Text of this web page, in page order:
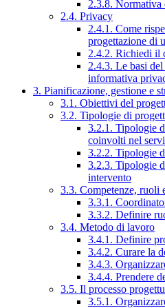
2.3.8. Normativa
2.4. Privacy
2.4.1. Come
progettazione di
2.4.2. Richiedi il
2.4.3. Le basi
informativa
3. Pianificazione, gestione e
3.1. Obiettivi del
3.2. Tipologie di
3.2.1. Tipologie
coinvolti nel
3.2.2. Tipologie
3.2.3. Tipologie
intervento
3.3. Competenze, ruoli
3.3.1.
3.3.2. Definire
3.4. Metodo di lavoro
3.4.1. Definire
3.4.2. Curare la
3.4.3.
3.4.4. Prendere
3.5. Il processo
3.5.1.